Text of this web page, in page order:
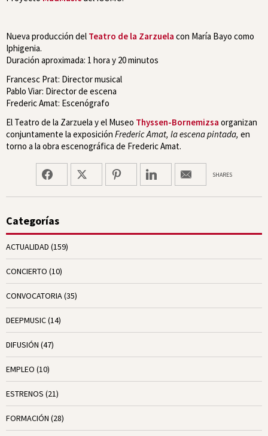
Nueva producción del Teatro de la Zarzuela con María Bayo como
Iphigenia.
Duración aproximada: 1 hora y 20 minutos
Francesc Prat: Director musical
Pablo Viar: Director de escena
Frederic Amat: Escenógrafo
El Teatro de la Zarzuela y el Museo Thyssen-Bornemizsa organizan
conjuntamente la exposición Frederic Amat, la escena pintada, en
torno a la obra escenográfica de Frederic Amat.
SHARES
Categorías
ACTUALIDAD (159)
CONCIERTO (10)
CONVOCATORIA(35)
DEEPMUSIC(14)
DIFUSIÓN (47)
EMPLEO (10)
ESTRENOS (21)
FORMACIÓN (28)